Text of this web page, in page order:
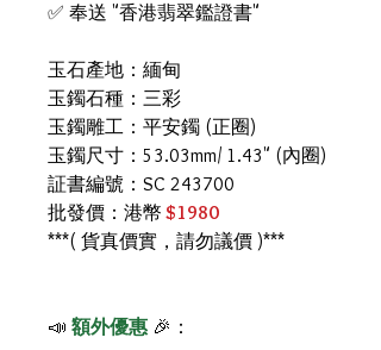
✅ 奉送 "香港翡翠鑑證書"
玉石產地：緬甸
玉鐲石種：三彩
玉鐲雕工：平安鐲 (正圈)
玉鐲尺寸：53.03mm/ 1.43" (內圈)
証書編號：SC 243700
批發價：港幣 $1980
***( 貨真價實，請勿議價 )***
📣 額外優惠 🎉：